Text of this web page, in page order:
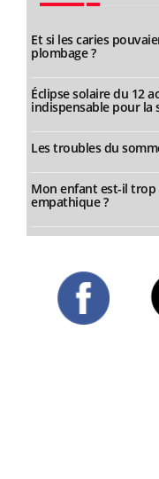
Et si les caries
plombage ?
Éclipse solaire du 12
indispensable pour la
Les troubles du
Mon enfant est-il
empathique ?